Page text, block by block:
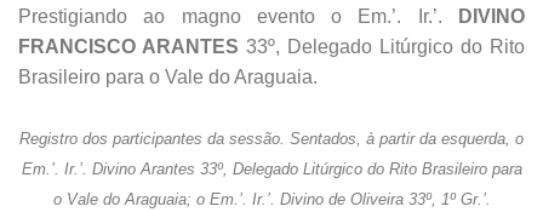
Prestigiando ao magno evento o Em.’. Ir.’.
DIVINO
FRANCISCO ARANTES 33º, Delegado Litúrgico do Rito
Brasileiro para o Vale do Araguaia.
Registro dos participantes da sessão. Sentados, à partir da esquerda, o
Em.’. Ir.’. Divino Arantes 33º, Delegado Litúrgico do Rito Brasileiro para
o Vale do Araguaia; o Em.’. Ir.’. Divino de Oliveira 33º, 1º Gr.’.